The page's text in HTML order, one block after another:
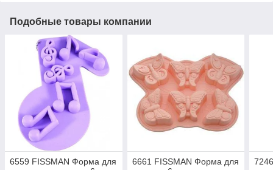
Подобные товары компании
6559 FISSMAN Форма для
6661 FISSMAN Форма для